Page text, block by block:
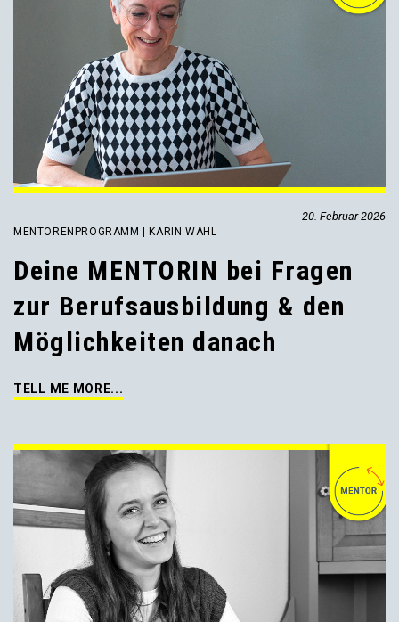
20. Februar 2026
MENTORENPROGRAMM | KARIN WAHL
Deine MENTORIN bei Fragen
zur Berufsausbildung & den
Möglichkeiten danach
TELL ME MORE...